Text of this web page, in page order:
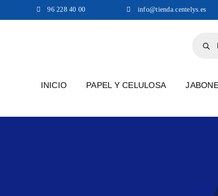
al
96 228 40 00 info@tienda.centelys.es
INICIO PAPEL Y CELULOSA